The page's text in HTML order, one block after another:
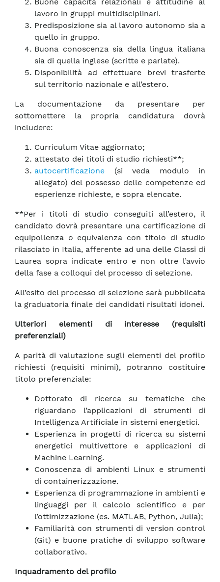
lavoro in gruppi multidisciplinari.
Predisposizione sia al lavoro autonomo sia a
quello in gruppo.
Buona conoscenza sia della lingua italiana
sia di quella inglese (scritte e parlate).
Disponibilità ad effettuare brevi trasferte
sul territorio nazionale e all’estero.
La documentazione da presentare per
sottomettere la propria candidatura dovrà
includere:
Curriculum Vitae aggiornato;
attestato dei titoli di studio richiesti**;
autocertificazione (si veda modulo in
allegato) del possesso delle competenze ed
esperienze richieste, e sopra elencate.
**Per i titoli di studio conseguiti all’estero, il
candidato dovrà presentare una certificazione di
equipollenza o equivalenza con titolo di studio
rilasciato in Italia, afferente ad una delle Classi di
Laurea sopra indicate entro e non oltre l’avvio
della fase a colloqui del processo di selezione.
All’esito del processo di selezione sarà pubblicata
la graduatoria finale dei candidati risultati idonei.
Ulteriori elementi di interesse (requisiti
preferenziali)
A parità di valutazione sugli elementi del profilo
richiesti (requisiti minimi), potranno costituire
titolo preferenziale:
Dottorato di ricerca su tematiche che
riguardano l’applicazioni di strumenti di
Intelligenza Artificiale in sistemi energetici.
Esperienza in progetti di ricerca su sistemi
energetici multivettore e applicazioni di
Machine Learning.
Conoscenza di ambienti Linux e strumenti
di containerizzazione.
Esperienza di programmazione in ambienti e
linguaggi per il calcolo scientifico e per
l’ottimizzazione (es. MATLAB, Python, Julia);
Familiarità con strumenti di version control
(Git) e buone pratiche di sviluppo software
collaborativo.
Inquadramento del profilo